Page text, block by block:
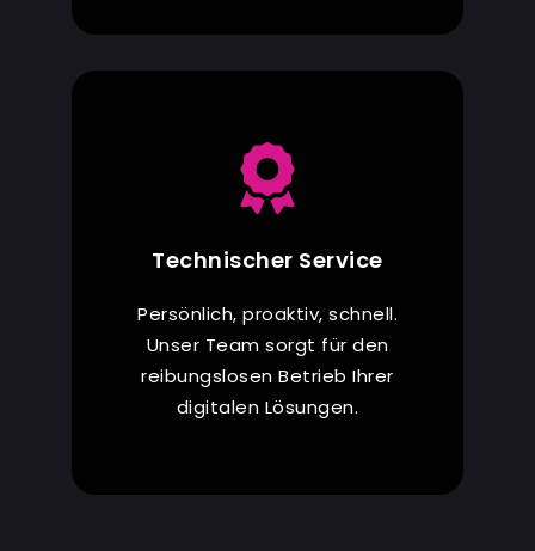
Technischer Service
Persönlich, proaktiv, schnell.
Unser Team sorgt für den
reibungslosen Betrieb Ihrer
digitalen Lösungen.